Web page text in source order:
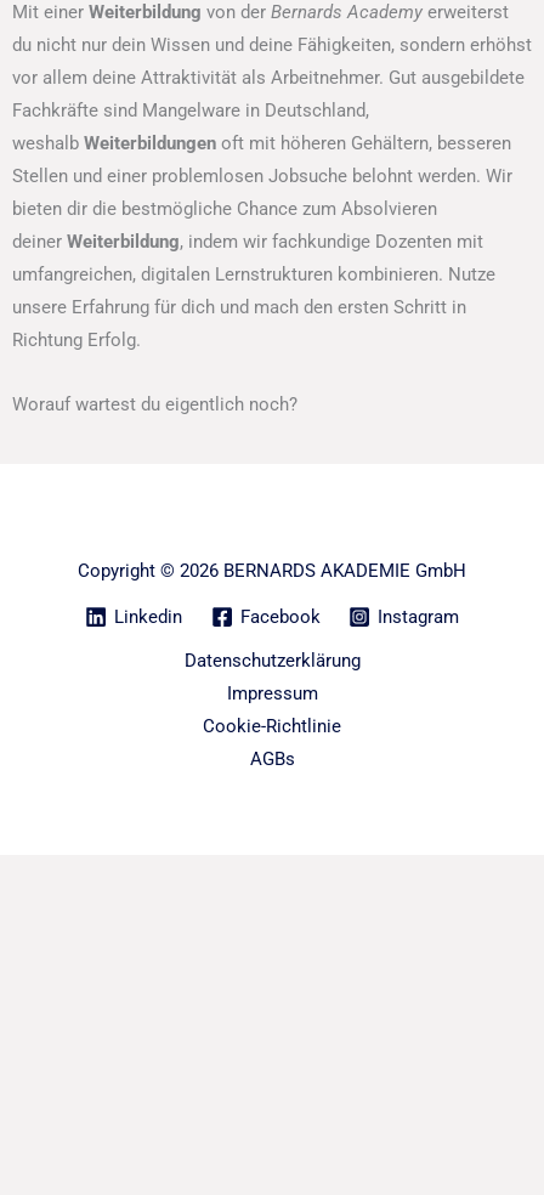
Mit einer Weiterbildung von der Bernards Academy erweiterst
du nicht nur dein Wissen und deine Fähigkeiten, sondern erhöhst
vor allem deine Attraktivität als Arbeitnehmer. Gut ausgebildete
Fachkräfte sind Mangelware in Deutschland,
weshalb Weiterbildungen oft mit höheren Gehältern, besseren
Stellen und einer problemlosen Jobsuche belohnt werden. Wir
bieten dir die bestmögliche Chance zum Absolvieren
deiner Weiterbildung, indem wir fachkundige Dozenten mit
umfangreichen, digitalen Lernstrukturen kombinieren. Nutze
unsere Erfahrung für dich und mach den ersten Schritt in
Richtung Erfolg.
Worauf wartest du eigentlich noch?
Copyright © 2026 BERNARDS AKADEMIE GmbH
Linkedin Facebook
Instagram
Datenschutzerklärung
Impressum
Cookie-Richtlinie
AGBs